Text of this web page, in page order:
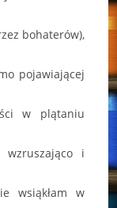
bohaterów),
pojawiającej
w plątaniu
wzruszająco i
wsiąkłam w